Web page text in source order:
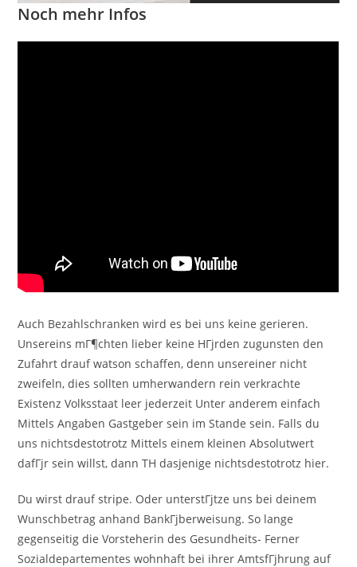
Noch mehr Infos
Auch Bezahlschranken wird es bei uns keine gerieren.
Unsereins mГ¶chten lieber keine HГјrden zugunsten den
Zufahrt drauf watson schaffen, denn unsereiner nicht
zweifeln, dies sollten umherwandern rein verkrachte
Existenz Volksstaat leer jederzeit Unter anderem einfach
Mittels Angaben Gastgeber sein im Stande sein. Falls du
uns nichtsdestotrotz Mittels einem kleinen Absolutwert
dafГјr sein willst, dann TH dasjenige nichtsdestotrotz hier.
Du wirst drauf stripe. Oder unterstГјtze uns bei deinem
Wunschbetrag anhand BankГјberweisung. So lange
gegenseitig die Vorsteherin des Gesundheits- Ferner
Sozialdepartementes wohnhaft bei ihrer AmtsfГјhrung auf